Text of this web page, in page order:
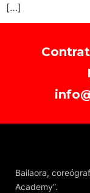
[…]
Bailaora,
Academy”.